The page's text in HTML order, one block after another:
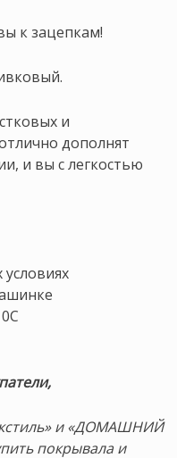
к зацепкам!
и
дополнят
и вы с легкостью
и «ДОМАШНИЙ
покрывала и